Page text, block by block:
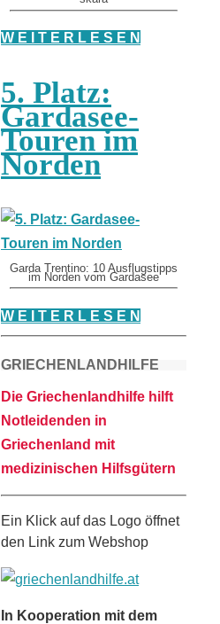
W E I T E R L E S E N
5. Platz:
Gardasee-
Touren im
Norden
Garda Trentino: 10 Ausflugstipps
im Norden vom Gardasee
W E I T E R L E S E N
GRIECHENLANDHILFE
Die Griechenlandhilfe hilft
Notleidenden in
Griechenland mit
medizinischen Hilfsgütern
Ein Klick auf das Logo öffnet
den Link zum Webshop
In Kooperation mit dem